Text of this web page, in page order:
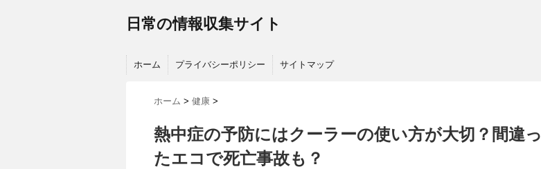
日常の情報収集サイト
ホーム プライバシーポリシー サイトマップ
ホーム > 健康 >
熱中症の予防にはクーラーの使い方が大切？間違っ
たエコで死亡事故も？